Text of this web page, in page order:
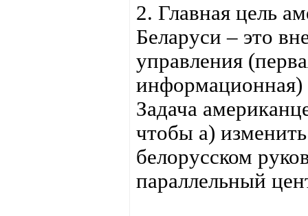
2. Главная цель
Беларуси – это
управления
Задача
чтобы а)
белорусском
параллельный